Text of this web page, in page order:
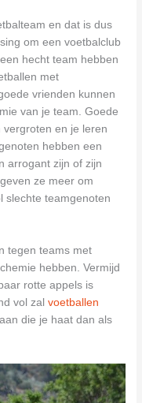
en dat is dus
om een voetbalclub
hecht team hebben
met
vrienden kunnen
van je team. Goede
en je leren
hebben een
arrogant zijn of zijn
ze meer om
slechte teamgenoten
tegen teams met
hebben. Vermijd
rotte appels is
vol zalvoetballen
die je haat dan als